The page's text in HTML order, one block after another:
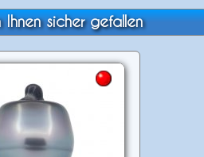
Ihnen sicher gefallen